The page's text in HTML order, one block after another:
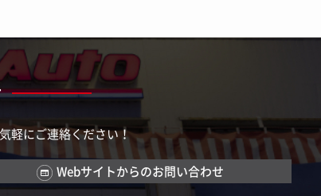
軽にご連絡ください！
Webサイトからのお問い合わせ